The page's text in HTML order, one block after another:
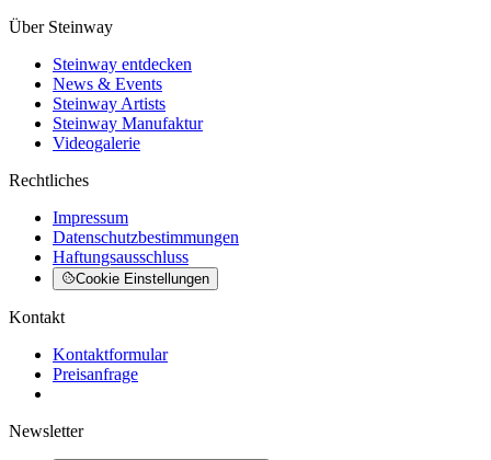
Über Steinway
Steinway entdecken
News & Events
Steinway Artists
Steinway Manufaktur
Videogalerie
Rechtliches
Impressum
Datenschutzbestimmungen
Haftungsausschluss
Cookie Einstellungen
Kontakt
Kontaktformular
Preisanfrage
Newsletter